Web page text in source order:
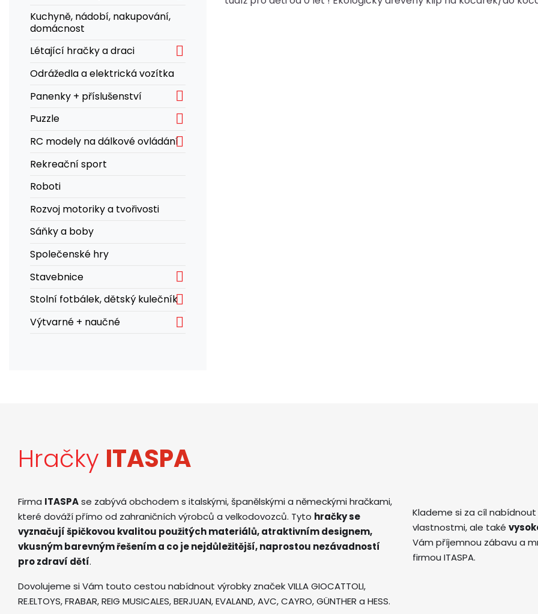
Kuchyně, nádobí, nakupování,
domácnost
Létající hračky a draci

Odrážedla a elektrická vozítka
Panenky + příslušenství

Puzzle 
RC modely na dálkové ovládání
Rekreační sport
Roboti
Rozvoj motoriky a tvořivosti
Sáňky a boby
Společenské hry
Stavebnice

Stolní fotbálek, dětský kulečník
Výtvarné + naučné 
Hračky ITASPA
Firma ITASPAse zabývá obchodem s italskými, španělskými a německými hračkami,
které dováží přímo od zahraničních výrobců a velkodovozců. Tyto hračky se
vyznačují špičkovou kvalitou použitých materiálů, atraktivním designem,
vkusným barevným řešením a co je nejdůležitější, naprostou nezávadností
pro zdraví dětí.
Dovolujeme si Vám touto cestou nabídnout výrobky značek VILLA GIOCATTOLI,
RE.ELTOYS, FRABAR, REIG MUSICALES, BERJUAN, EVALAND, AVC, CAYRO, GÜNTHER a HESS.
Klademe si za cíl
vlastnostmi, ale také
Vám příjemnou zábavu a
firmou ITASPA.